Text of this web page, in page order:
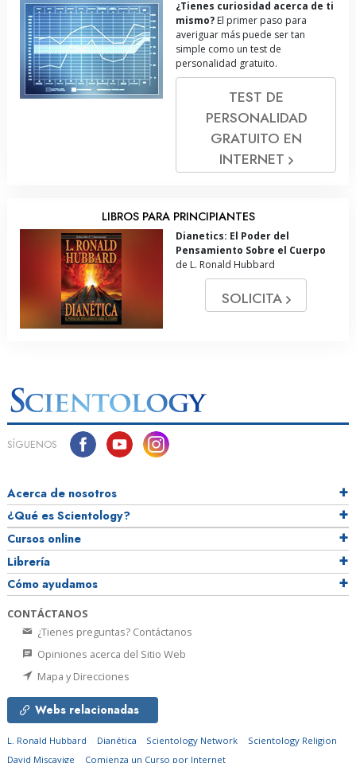
¿Tienes curiosidad acerca de ti
mismo? El primer paso para
averiguar más puede ser tan
simple como un test de
personalidad gratuito.
TEST DE
PERSONALIDAD
GRATUITO EN
INTERNET
LIBROS PARA PRINCIPIANTES
Dianetics: El Poder del
Pensamiento Sobre el Cuerpo
de L. Ronald Hubbard
SOLICITA
SÍGUENOS
Acerca de nosotros
¿Qué es Scientology?
Cursos online
Librería
Cómo ayudamos
CONTÁCTANOS
¿Tienes preguntas? Contáctanos
Opiniones acerca del Sitio Web
Mapa y Direcciones
Webs relacionadas
L. Ronald Hubbard Dianética Scientology Network
Scientology Religion
David Miscavige
Comienza un Curso por Internet